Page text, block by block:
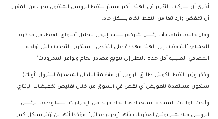
أخرى أن شركات التكرير في الهند، أكبر مشترٍ للنفط الروسي المنقول بحرا، من المقرر
أن تخفض وارداتها من النفط الخام بشكل حاد.
وقال جانيف شاه، نائب رئيس شركة ريستاد إنرجي لتحليل أسواق النفط، في مذكرة
للعملاء: "التدفقات إلى الهند مهددة على الأخص... ستكون التحديات التي تواجه
المصافي الصينية أقل حدة بالنظر إلى تنويع مصادر الخام وتوافر المخزونات".
وذكر وزير النفط الكويتي طارق الرومي أن منظمة البلدان المصدرة للبترول (أوبك)
ستكون مستعدة لتعويض أي نقص في السوق من خلال تقليص تخفيضات الإنتاج.
وأبدت الولايات المتحدة استعدادها لاتخاذ مزيد من الإجراءات، بينما وصف الرئيس
الروسي فلاديمير بوتين العقوبات بأنها "إجراء عدائي"، مؤكدا أنها لن تؤثر بشكل كبير